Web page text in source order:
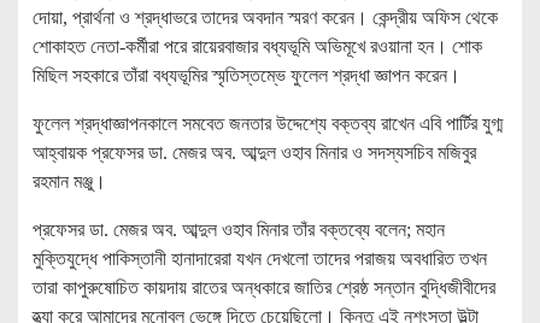
দোয়া, প্রার্থনা ও শ্রদ্ধাভরে তাদের অবদান স্মরণ করেন। কেন্দ্রীয় অফিস থেকে
শোকাহত নেতা-কর্মীরা পরে রায়েরবাজার বধ্যভূমি অভিমূখে রওয়ানা হন। শোক
মিছিল সহকারে তাঁরা বধ্যভূমির স্মৃতিস্তম্ভে ফুলেল শ্রদ্ধা জ্ঞাপন করেন।
ফুলেল শ্রদ্ধাজ্ঞাপনকালে সমবেত জনতার উদ্দেশ্যে বক্তব্য রাখেন এবি পার্টির যুগ্ম
আহ্বায়ক প্রফেসর ডা. মেজর অব. আব্দুল ওহাব মিনার ও সদস্যসচিব মজিবুর
রহমান মঞ্জু।
প্রফেসর ডা. মেজর অব. আব্দুল ওহাব মিনার তাঁর বক্তব্যে বলেন; মহান
মুক্তিযুদ্ধে পাকিস্তানী হানাদারেরা যখন দেখলো তাদের পরাজয় অবধারিত তখন
তারা কাপুরুষোচিত কায়দায় রাতের অন্ধকারে জাতির শ্রেষ্ঠ সন্তান বুদ্ধিজীবীদের
হ্ত্যা করে আমাদের মনোবল ভেঙ্গে দিতে চেয়েছিলো। কিন্তু এই নৃশংসতা উল্টা